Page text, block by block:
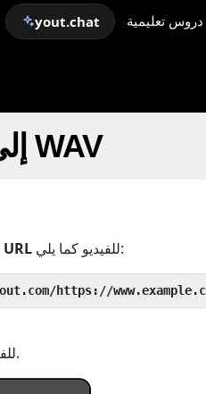
yout.chat دروس تعليمية
كيف تشكل التحول Adnseason إلى WAV
عنوان URL للفيديو كما يلي:
أو انسخ عنوان URL للفيديو/الصوت الخاص بك والصقه في شريط البحث.